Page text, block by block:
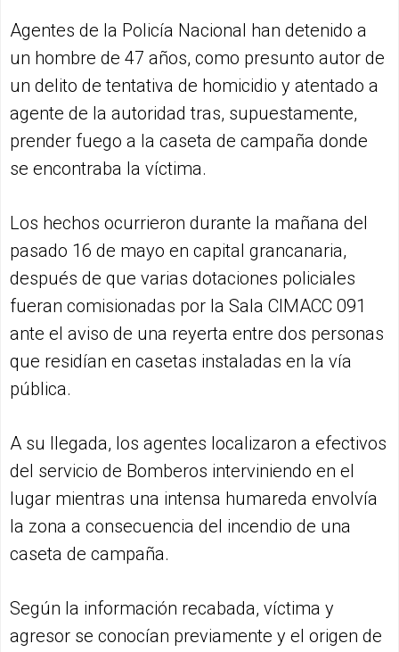
Agentes de la Policía Nacional han detenido a
un hombre de 47 años, como presunto autor de
un delito de tentativa de homicidio y atentado a
agente de la autoridad tras, supuestamente,
prender fuego a la caseta de campaña donde
se encontraba la víctima.
Los hechos ocurrieron durante la mañana del
pasado 16 de mayo en capital grancanaria,
después de que varias dotaciones policiales
fueran comisionadas por la Sala CIMACC 091
ante el aviso de una reyerta entre dos personas
que residían en casetas instaladas en la vía
pública.
A su llegada, los agentes localizaron a efectivos
del servicio de Bomberos interviniendo en el
lugar mientras una intensa humareda envolvía
la zona a consecuencia del incendio de una
caseta de campaña.
Según la información recabada, víctima y
agresor se conocían previamente y el origen de